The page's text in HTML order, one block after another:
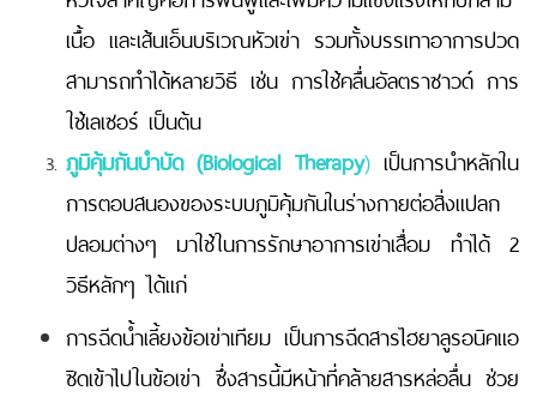
เนื้อ และเส้นเอ็นบริเวณหัวเข่า รวมทั้งบรรเทาอาการปวด
สามารถทำได้หลายวิธี เช่น การใช้คลื่นอัลตราซาวด์ การ
ใช้เลเซอร์ เป็นต้น
ภูมิคุ้มกันบำบัด (Biological Therapy)เป็นการนำหลักใน
การตอบสนองของระบบภูมิคุ้มกันในร่างกายต่อสิ่งแปลก
ปลอมต่างๆ มาใช้ในการรักษาอาการเข่าเสื่อม ทำได้ 2
วิธีหลักๆ ได้แก่
การฉีดน้ำเลี้ยงข้อเข่าเทียม เป็นการฉีดสารไฮยาลูรอนิคแอ
ซิดเข้าไปในข้อเข่า ซึ่งสารนี้มีหน้าที่คล้ายสารหล่อลื่น ช่วย